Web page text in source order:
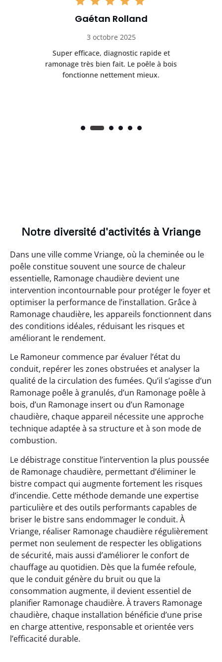
Gaétan Rolland
3 octobre 2025
Super efficace, diagnostic rapide et
ramonage très bien fait. Le poêle à bois
fonctionne nettement mieux.
Notre diversité d'activités à Vriange
Dans une ville comme Vriange, où la cheminée ou le
poêle constitue souvent une source de chaleur
essentielle, Ramonage chaudière devient une
intervention incontournable pour protéger le foyer et
optimiser la performance de l’installation. Grâce à
Ramonage chaudière, les appareils fonctionnent dans
des conditions idéales, réduisant les risques et
améliorant le rendement.
Le Ramoneur commence par évaluer l’état du
conduit, repérer les zones obstruées et analyser la
qualité de la circulation des fumées. Qu’il s’agisse d’un
Ramonage poêle à granulés, d’un Ramonage poêle à
bois, d’un Ramonage insert ou d’un Ramonage
chaudière, chaque appareil nécessite une approche
technique adaptée à sa structure et à son mode de
combustion.
Le débistrage constitue l’intervention la plus poussée
de Ramonage chaudière, permettant d’éliminer le
bistre compact qui augmente fortement les risques
d’incendie. Cette méthode demande une expertise
particulière et des outils performants capables de
briser le bistre sans endommager le conduit. À
Vriange, réaliser Ramonage chaudière régulièrement
permet non seulement de respecter les obligations
de sécurité, mais aussi d’améliorer le confort de
chauffage au quotidien. Dès que la fumée refoule,
que le conduit génère du bruit ou que la
consommation augmente, il devient essentiel de
planifier Ramonage chaudière. À travers Ramonage
chaudière, chaque installation bénéficie d’une prise
en charge attentive, responsable et orientée vers
l’efficacité durable.